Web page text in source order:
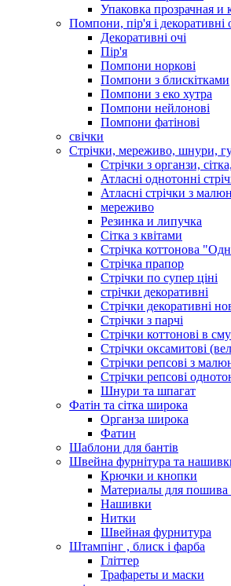
Упаковка прозрачная и
Помпони, пір'я і декоративні
Декоративні очі
Пір'я
Помпони норкові
Помпони з блискітками
Помпони з еко хутра
Помпони нейлонові
Помпони фатінові
свічки
Стрічки, мереживо, шнури,
Стрічки з органзи,
Атласні однотонні
Атласні стрічки з
мереживо
Резинка и липучка
Сітка з квітами
Стрічка коттонова
Стрічка прапор
Стрічки по супер ціні
стрічки декоративні
Стрічки декоративні
Стрічки з парчі
Стрічки коттонові в
Стрічки оксамитові
Стрічки репсові з
Стрічки репсові
Шнури та шпагат
Фатін та сітка широка
Органза широка
Фатин
Шаблони для бантів
Швейна фурнітура та
Крючки и кнопки
Материалы для пошива
Нашивки
Нитки
Швейная фурнитура
Штампінг , блиск і фарба
Гліттер
Трафареты и маски